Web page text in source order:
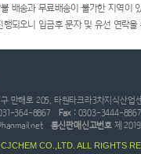
배송과 무료배송이 불가한 지역이
되오니 입금후 문자 및 유선 연락을
만해로 205, 타원타크라3차지식산업
364-8867 Fax : 0303-3444-8867
통신판매신고번호 제
CO.,LTD. ALL RIGHTS